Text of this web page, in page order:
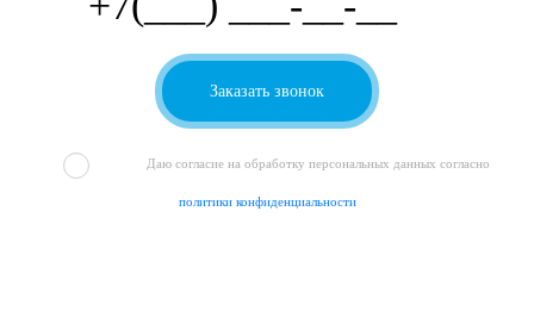
Даю согласие на обработку персональных данных согласно
политики конфиденциальности